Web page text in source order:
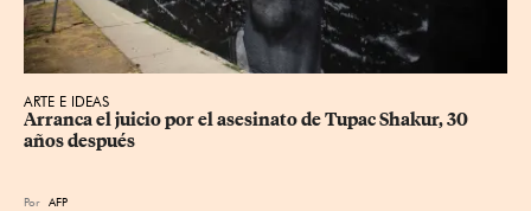
ARTE E IDEAS
Arranca el juicio por el asesinato de Tupac Shakur, 30
años después
Por AFP